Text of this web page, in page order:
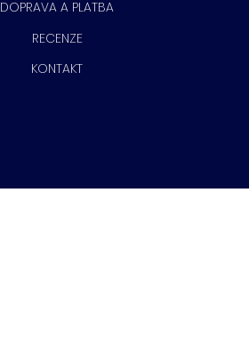
DOPRAVA A PLATBA
RECENZE
KONTAKT